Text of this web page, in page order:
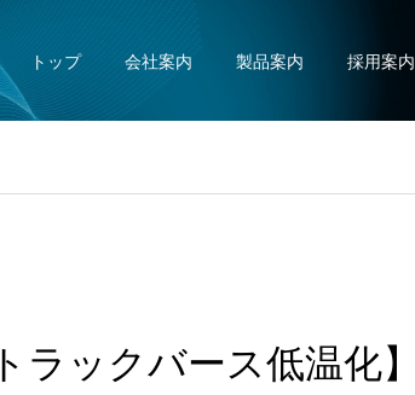
トップ 会社案内 製品案内 採用案内
ックバース低温化】